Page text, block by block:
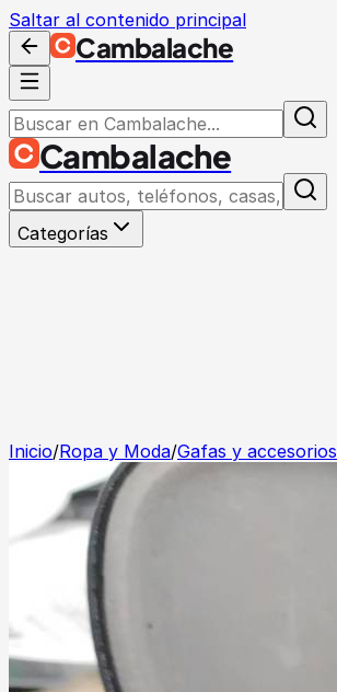
Saltar al contenido principal
Cambalache
Cambalache
Categorías
Inicio/Ropa y Moda/Gafas y accesorios